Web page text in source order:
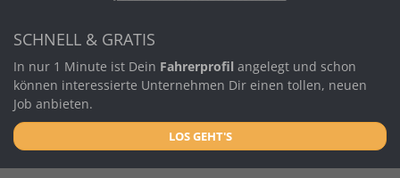
SCHNELL & GRATIS
In nur 1 Minute ist Dein Fahrerprofil angelegt und schon
können interessierte Unternehmen Dir einen tollen, neuen
Job anbieten.
LOS GEHT'S